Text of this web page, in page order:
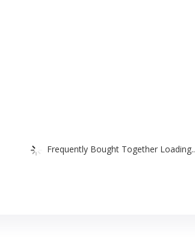
Frequently Bought Together